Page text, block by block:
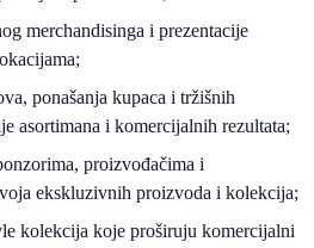
merchandisinga i prezentacije
ponašanja kupaca i tržišnih
asortimana i komercijalnih rezultata;
proizvođačima i
ekskluzivnih proizvoda i kolekcija;
kolekcija koje proširuju komercijalni